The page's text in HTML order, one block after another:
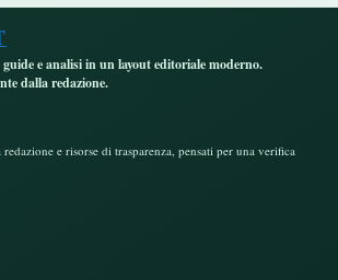
e analisi in un layout editoriale moderno.
dalla redazione.
e risorse di trasparenza, pensati per una verifica